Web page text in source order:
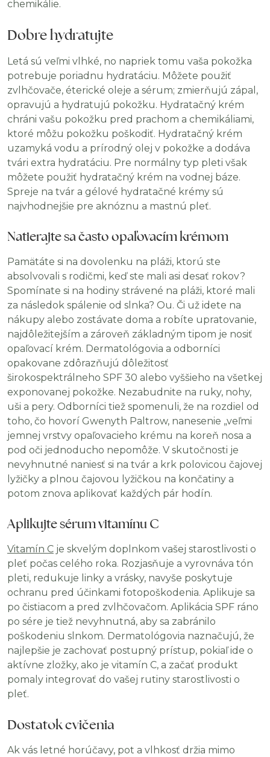
chemikálie.
Dobre hydratujte
Letá sú veľmi vlhké, no napriek tomu vaša pokožka
potrebuje poriadnu hydratáciu. Môžete použiť
zvlhčovače, éterické oleje a sérum; zmierňujú zápal,
opravujú a hydratujú pokožku. Hydratačný krém
chráni vašu pokožku pred prachom a chemikáliami,
ktoré môžu pokožku poškodiť. Hydratačný krém
uzamyká vodu a prírodný olej v pokožke a dodáva
tvári extra hydratáciu. Pre normálny typ pleti však
môžete použiť hydratačný krém na vodnej báze.
Spreje na tvár a gélové hydratačné krémy sú
najvhodnejšie pre aknóznu a mastnú pleť.
Natierajte sa často opaľovacím krémom
Pamätáte si na dovolenku na pláži, ktorú ste
absolvovali s rodičmi, keď ste mali asi desať rokov?
Spomínate si na hodiny strávené na pláži, ktoré mali
za následok spálenie od slnka? Ou. Či už idete na
nákupy alebo zostávate doma a robíte upratovanie,
najdôležitejším a zároveň základným tipom je nosiť
opaľovací krém. Dermatológovia a odborníci
opakovane zdôrazňujú dôležitosť
širokospektrálneho SPF 30 alebo vyššieho na všetkej
exponovanej pokožke. Nezabudnite na ruky, nohy,
uši a pery. Odborníci tiež spomenuli, že na rozdiel od
toho, čo hovorí Gwenyth Paltrow, nanesenie „veľmi
jemnej vrstvy opaľovacieho krému na koreň nosa a
pod oči jednoducho nepomôže. V skutočnosti je
nevyhnutné naniesť si na tvár a krk polovicou čajovej
lyžičky a plnou čajovou lyžičkou na končatiny a
potom znova aplikovať každých pár hodín.
Aplikujte sérum vitamínu C
Vitamín C je skvelým doplnkom vašej starostlivosti o
pleť počas celého roka. Rozjasňuje a vyrovnáva tón
pleti, redukuje linky a vrásky, navyše poskytuje
ochranu pred účinkami fotopoškodenia. Aplikuje sa
po čistiacom a pred zvlhčovačom. Aplikácia SPF ráno
po sére je tiež nevyhnutná, aby sa zabránilo
poškodeniu slnkom. Dermatológovia naznačujú, že
najlepšie je zachovať postupný prístup, pokiaľ ide o
aktívne zložky, ako je vitamín C, a začať produkt
pomaly integrovať do vašej rutiny starostlivosti o
pleť.
Dostatok cvičenia
Ak vás letné horúčavy, pot a vlhkosť držia mimo